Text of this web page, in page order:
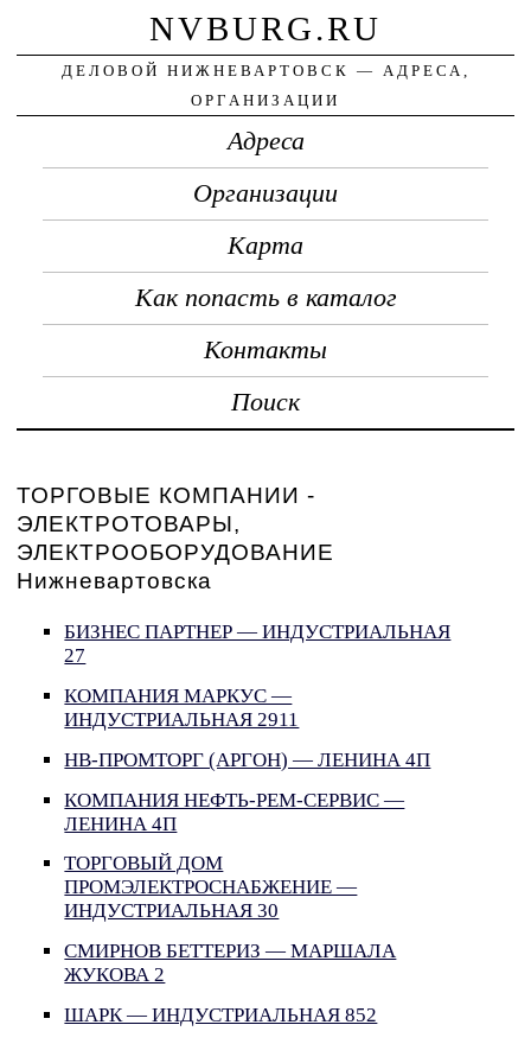
NVBURG.RU
ДЕЛОВОЙ НИЖНЕВАРТОВСК — АДРЕСА,
ОРГАНИЗАЦИИ
Адреса
Организации
Карта
Как попасть в каталог
Контакты
Поиск
ТОРГОВЫЕ КОМПАНИИ -
ЭЛЕКТРОТОВАРЫ,
ЭЛЕКТРООБОРУДОВАНИЕ
Нижневартовска
БИЗНЕС ПАРТНЕР — ИНДУСТРИАЛЬНАЯ
27
КОМПАНИЯ МАРКУС —
ИНДУСТРИАЛЬНАЯ 2911
НВ-ПРОМТОРГ (АРГОН) — ЛЕНИНА 4П
КОМПАНИЯ НЕФТЬ-РЕМ-СЕРВИС —
ЛЕНИНА 4П
ТОРГОВЫЙ ДОМ
ПРОМЭЛЕКТРОСНАБЖЕНИЕ —
ИНДУСТРИАЛЬНАЯ 30
СМИРНОВ БЕТТЕРИЗ — МАРШАЛА
ЖУКОВА 2
ШАРК — ИНДУСТРИАЛЬНАЯ 852